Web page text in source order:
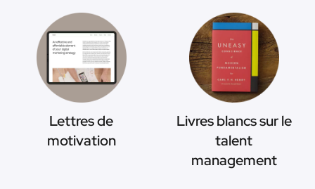
Lettres de
motivation
Livres blancs sur le
talent
management